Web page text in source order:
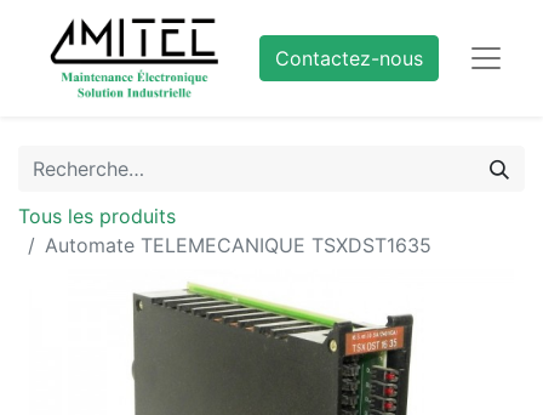
Contactez-nous
Tous les produits
Automate TELEMECANIQUE TSXDST1635